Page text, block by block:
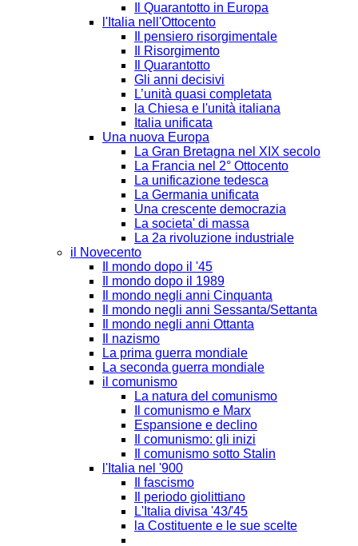
Il Quarantotto in Europa
l'Italia nell'Ottocento
Il pensiero risorgimentale
Il Risorgimento
Il Quarantotto
Gli anni decisivi
L’unità quasi completata
la Chiesa e l'unità italiana
Italia unificata
Una nuova Europa
La Gran Bretagna nel XIX secolo
La Francia nel 2° Ottocento
La unificazione tedesca
La Germania unificata
Una crescente democrazia
La societa' di massa
La 2a rivoluzione industriale
il Novecento
Il mondo dopo il '45
Il mondo dopo il 1989
Il mondo negli anni Cinquanta
Il mondo negli anni Sessanta/Settanta
Il mondo negli anni Ottanta
Il nazismo
La prima guerra mondiale
La seconda guerra mondiale
il comunismo
La natura del comunismo
Il comunismo e Marx
Espansione e declino
Il comunismo: gli inizi
Il comunismo sotto Stalin
l'Italia nel '900
Il fascismo
Il periodo giolittiano
L'Italia divisa '43/'45
la Costituente e le sue scelte